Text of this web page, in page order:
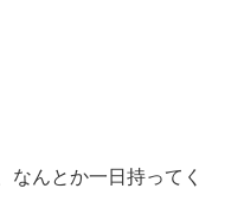
なんとか一日持ってく